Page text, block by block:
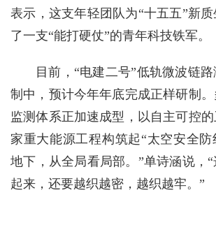
表示，这支年轻团队为“十五五”新
了一支“能打硬仗”的青年科技铁军。
目前，“电建二号”低轨微波链
制中，预计今年年底完成正样研制
监测体系正加速成型，以自主可控
家重大能源工程构筑起“太空安全防
地下，从全局看局部。”单诗涵说，
起来，还要越织越密，越织越牢。”